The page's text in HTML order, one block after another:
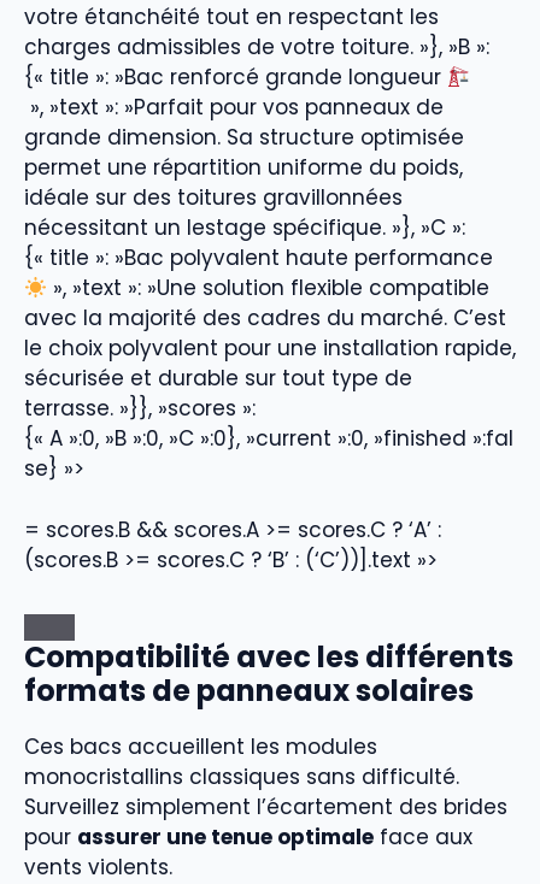
votre étanchéité tout en respectant les
charges admissibles de votre toiture. »}, »B »:
{« title »: »Bac renforcé grande longueur
», »text »: »Parfait pour vos panneaux de
grande dimension. Sa structure optimisée
permet une répartition uniforme du poids,
idéale sur des toitures gravillonnées
nécessitant un lestage spécifique. »}, »C »:
{« title »: »Bac polyvalent haute performance
», »text »: »Une solution flexible compatible
avec la majorité des cadres du marché. C’est
le choix polyvalent pour une installation rapide,
sécurisée et durable sur tout type de
terrasse. »}}, »scores »:
{« A »:0, »B »:0, »C »:0}, »current »:0, »finished »:fal
se} »>
= scores.B && scores.A >= scores.C ? ‘A’ :
(scores.B >= scores.C ? ‘B’ : (‘C’))].text »>
Compatibilité avec les différents
formats de panneaux solaires
Ces bacs accueillent les modules
monocristallins classiques sans difficulté.
Surveillez simplement l’écartement des brides
pour assurer une tenue optimale face aux
vents violents.